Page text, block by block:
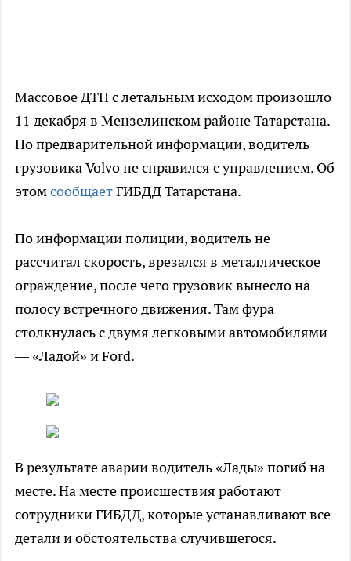
Массовое ДТП с летальным исходом произошло
11 декабря в Мензелинском районе Татарстана.
По предварительной информации, водитель
грузовика Volvo не справился с управлением. Об
этомсообщаетГИБДД Татарстана.
По информации полиции, водитель не
рассчитал скорость, врезался в металлическое
ограждение, после чего грузовик вынесло на
полосу встречного движения. Там фура
столкнулась с двумя легковыми автомобилями
— «Ладой» и Ford.
В результате аварии водитель «Лады» погиб на
месте. На месте происшествия работают
сотрудники ГИБДД, которые устанавливают все
детали и обстоятельства случившегося.